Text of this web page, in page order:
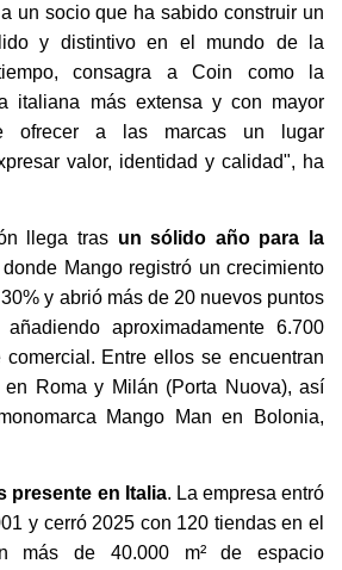
un socio que ha sabido construir un
y distintivo en el mundo de la
consagra a Coin como la
italiana más extensa y con mayor
ofrecer a las marcas un lugar
valor, identidad y calidad", ha
llega tras un sólido año para la
donde Mango registró un crecimiento
y abrió más de 20 nuevos puntos
aproximadamente 6.700
comercial. Entre ellos se encuentran
en Roma y Milán (Porta Nuova), así
Mango Man en Bolonia,
presente en Italia. La empresa entró
y cerró 2025 con 120 tiendas en el
más de 40.000 m² de espacio